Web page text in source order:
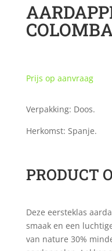
Prijs op aanvraag
Verpakking: Doos.
Herkomst: Spanje.
PRODUCT
Deze eersteklas
smaak en een
van nature 30%